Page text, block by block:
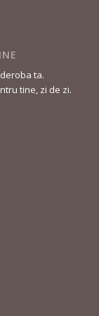
ta.
tine, zi de zi.